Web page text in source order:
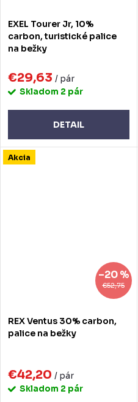
EXEL Tourer Jr, 10%
carbon, turistické palice
na bežky
€29,63 / pár
Skladom 2 pár
DETAIL
Akcia
€52,75
–20 %
REX Ventus 30% carbon,
palice na bežky
€42,20 / pár
Skladom 2 pár